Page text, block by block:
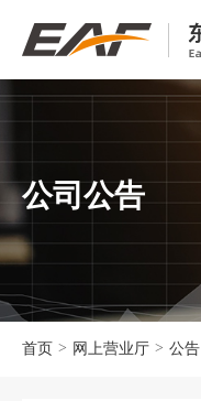
公司公告
首页 > 网上营业厅 > 公告